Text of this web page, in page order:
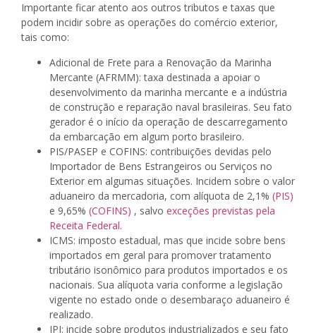
Importante ficar atento aos outros tributos e taxas que
podem incidir sobre as operações do comércio exterior,
tais como:
Adicional de Frete para a Renovação da Marinha
Mercante (AFRMM): taxa destinada a apoiar o
desenvolvimento da marinha mercante e a indústria
de construção e reparação naval brasileiras. Seu fato
gerador é o início da operação de descarregamento
da embarcação em algum porto brasileiro.
PIS/PASEP e COFINS: contribuições devidas pelo
Importador de Bens Estrangeiros ou Serviços no
Exterior em algumas situações. Incidem sobre o valor
aduaneiro da mercadoria, com alíquota de 2,1% (PIS)
e 9,65% (COFINS) , salvo exceções previstas pela
Receita Federal.
ICMS: imposto estadual, mas que incide sobre bens
importados em geral para promover tratamento
tributário isonômico para produtos importados e os
nacionais. Sua alíquota varia conforme a legislação
vigente no estado onde o desembaraço aduaneiro é
realizado.
IPI: incide sobre produtos industrializados e seu fato